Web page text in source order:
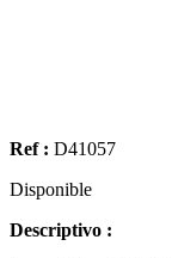
Ref : D41057
Disponible
Descriptivo :